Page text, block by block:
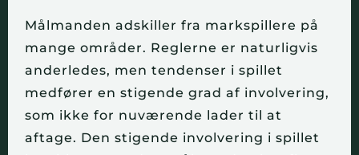
Målmanden adskiller fra markspillere på
mange områder. Reglerne er naturligvis
anderledes, men tendenser i spillet
medfører en stigende grad af involvering,
som ikke for nuværende lader til at
aftage. Den stigende involvering i spillet